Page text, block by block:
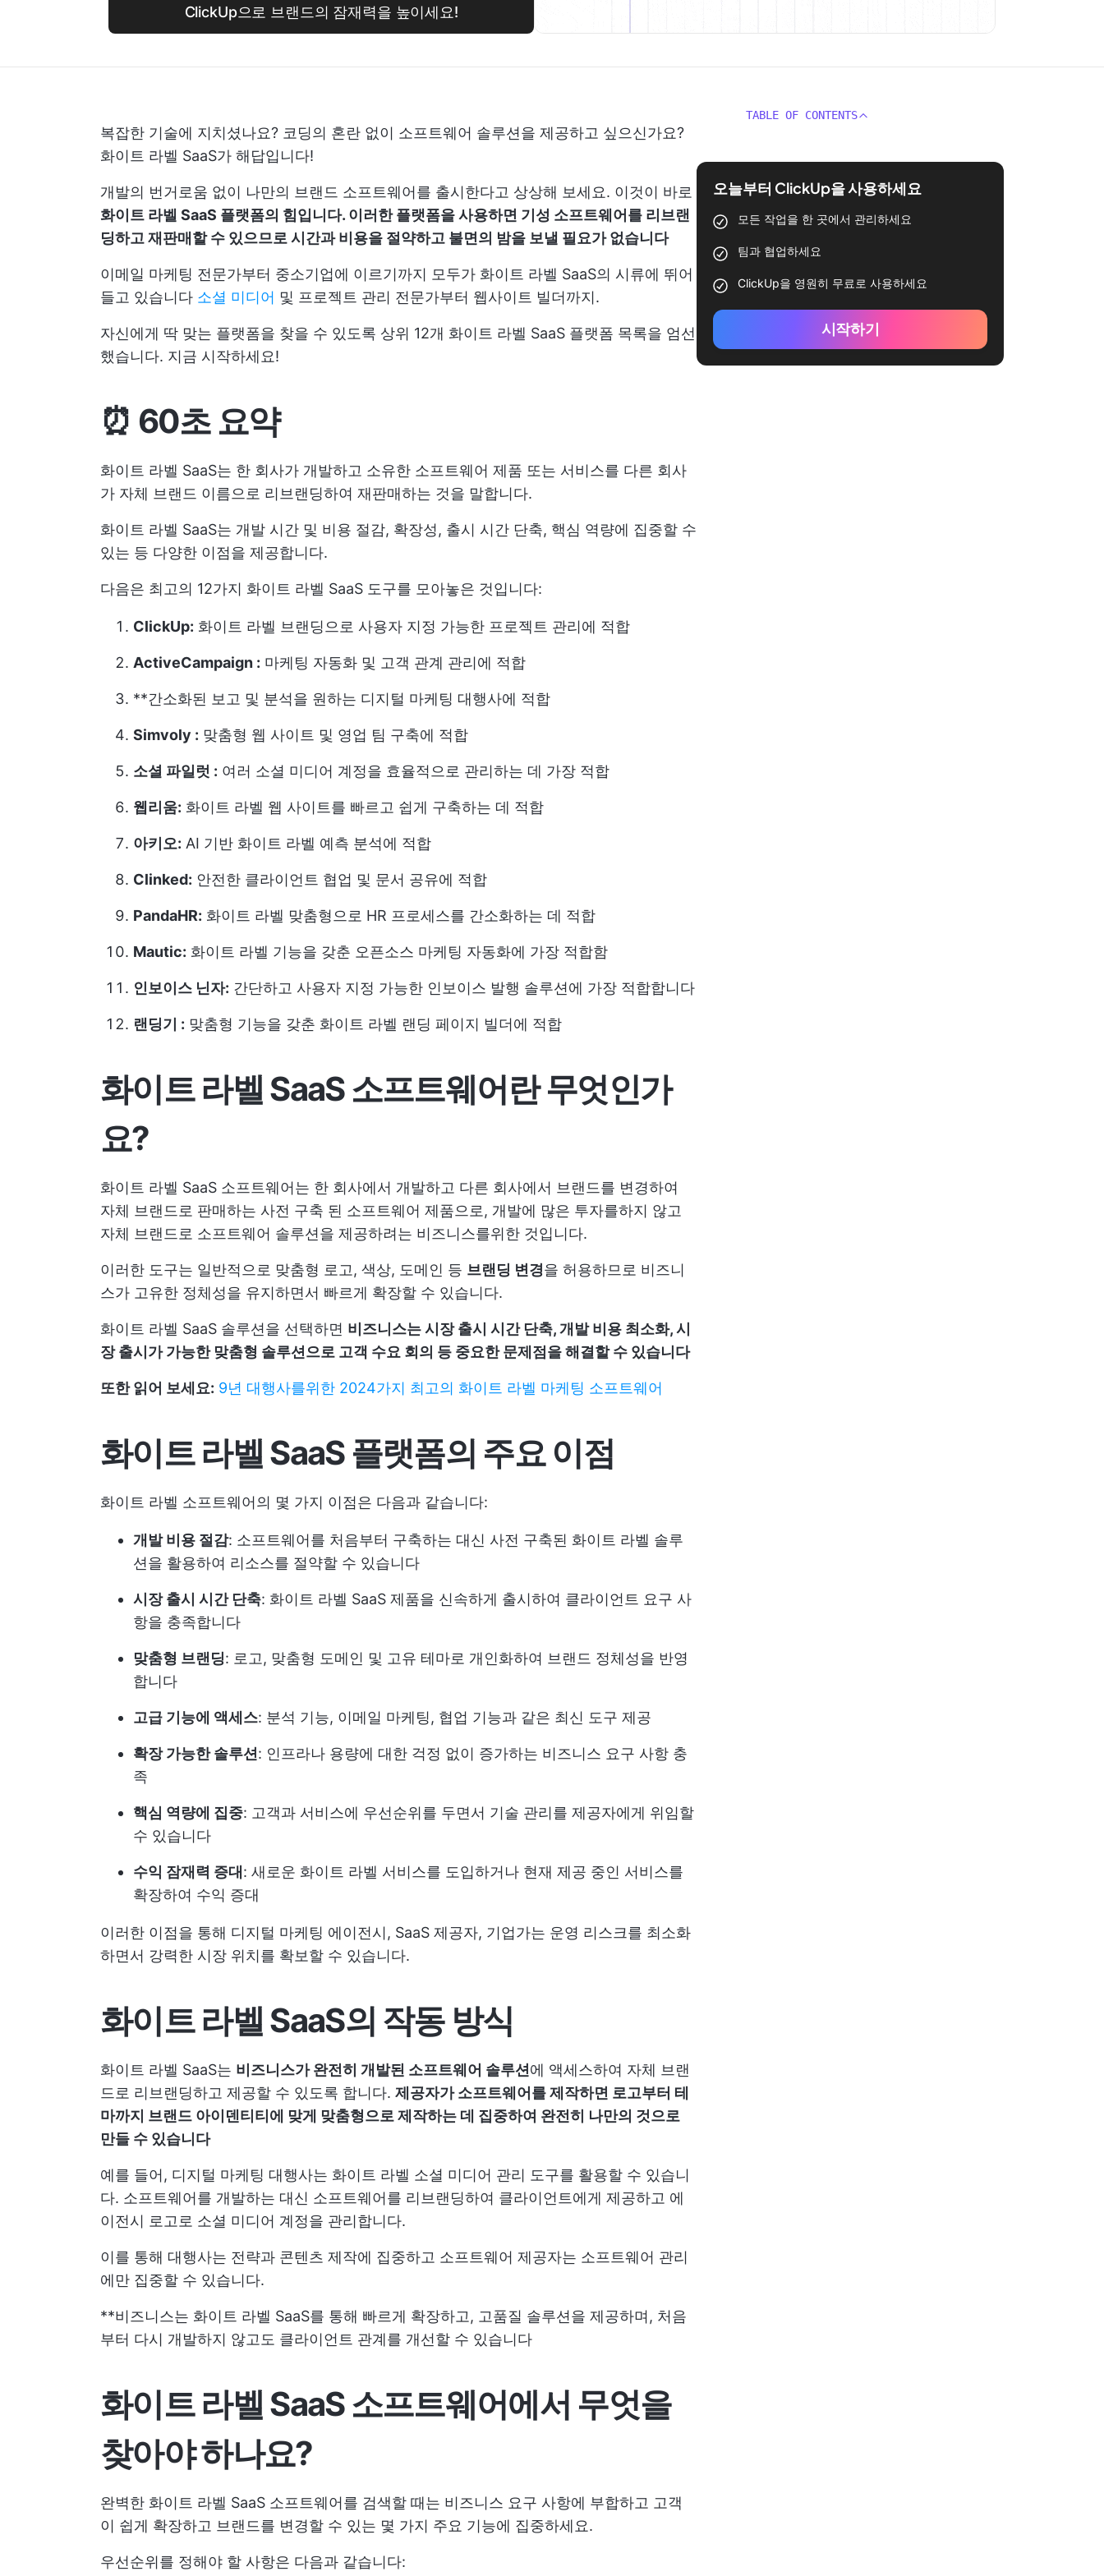
ClickUp으로 브랜드의 잠재력을 높이세요!
복잡한 기술에 지치셨나요? 코딩의 혼란 없이 소프트웨어 솔루션을 제공하고 싶으신가요?
화이트 라벨 SaaS가 해답입니다!
개발의 번거로움 없이 나만의 브랜드 소프트웨어를 출시한다고 상상해 보세요. 이것이 바로
화이트 라벨 SaaS 플랫폼의 힘입니다. 이러한 플랫폼을 사용하면 기성 소프트웨어를 리브랜
딩하고 재판매할 수 있으므로 시간과 비용을 절약하고 불면의 밤을 보낼 필요가 없습니다
이메일 마케팅 전문가부터 중소기업에 이르기까지 모두가 화이트 라벨 SaaS의 시류에 뛰어
들고 있습니다 소셜 미디어 및 프로젝트 관리 전문가부터 웹사이트 빌더까지.
자신에게 딱 맞는 플랫폼을 찾을 수 있도록 상위 12개 화이트 라벨 SaaS 플랫폼 목록을 엄선
했습니다. 지금 시작하세요!
⏰ 60초 요약
화이트 라벨 SaaS는 한 회사가 개발하고 소유한 소프트웨어 제품 또는 서비스를 다른 회사
가 자체 브랜드 이름으로 리브랜딩하여 재판매하는 것을 말합니다.
화이트 라벨 SaaS는 개발 시간 및 비용 절감, 확장성, 출시 시간 단축, 핵심 역량에 집중할 수
있는 등 다양한 이점을 제공합니다.
다음은 최고의 12가지 화이트 라벨 SaaS 도구를 모아놓은 것입니다:
ClickUp: 화이트 라벨 브랜딩으로 사용자 지정 가능한 프로젝트 관리에 적합
ActiveCampaign : 마케팅 자동화 및 고객 관계 관리에 적합
**간소화된 보고 및 분석을 원하는 디지털 마케팅 대행사에 적합
Simvoly : 맞춤형 웹 사이트 및 영업 팀 구축에 적합
소셜 파일럿 : 여러 소셜 미디어 계정을 효율적으로 관리하는 데 가장 적합
웹리움: 화이트 라벨 웹 사이트를 빠르고 쉽게 구축하는 데 적합
아키오: AI 기반 화이트 라벨 예측 분석에 적합
Clinked: 안전한 클라이언트 협업 및 문서 공유에 적합
PandaHR: 화이트 라벨 맞춤형으로 HR 프로세스를 간소화하는 데 적합
Mautic: 화이트 라벨 기능을 갖춘 오픈소스 마케팅 자동화에 가장 적합함
인보이스 닌자: 간단하고 사용자 지정 가능한 인보이스 발행 솔루션에 가장 적합합니다
랜딩기 : 맞춤형 기능을 갖춘 화이트 라벨 랜딩 페이지 빌더에 적합
화이트 라벨 SaaS 소프트웨어란 무엇인가
요?
화이트 라벨 SaaS 소프트웨어는 한 회사에서 개발하고 다른 회사에서 브랜드를 변경하여
자체 브랜드로 판매하는 사전 구축 된 소프트웨어 제품으로, 개발에 많은 투자를하지 않고
자체 브랜드로 소프트웨어 솔루션을 제공하려는 비즈니스를위한 것입니다.
이러한 도구는 일반적으로 맞춤형 로고, 색상, 도메인 등 브랜딩 변경을 허용하므로 비즈니
스가 고유한 정체성을 유지하면서 빠르게 확장할 수 있습니다.
화이트 라벨 SaaS 솔루션을 선택하면 비즈니스는 시장 출시 시간 단축, 개발 비용 최소화, 시
장 출시가 가능한 맞춤형 솔루션으로 고객 수요 회의 등 중요한 문제점을 해결할 수 있습니다
또한 읽어 보세요: 9년 대행사를위한 2024가지 최고의 화이트 라벨 마케팅 소프트웨어
화이트 라벨 SaaS 플랫폼의 주요 이점
화이트 라벨 소프트웨어의 몇 가지 이점은 다음과 같습니다:
개발 비용 절감: 소프트웨어를 처음부터 구축하는 대신 사전 구축된 화이트 라벨 솔루
션을 활용하여 리소스를 절약할 수 있습니다
시장 출시 시간 단축: 화이트 라벨 SaaS 제품을 신속하게 출시하여 클라이언트 요구 사
항을 충족합니다
맞춤형 브랜딩: 로고, 맞춤형 도메인 및 고유 테마로 개인화하여 브랜드 정체성을 반영
합니다
고급 기능에 액세스: 분석 기능, 이메일 마케팅, 협업 기능과 같은 최신 도구 제공
확장 가능한 솔루션 : 인프라나 용량에 대한 걱정 없이 증가하는 비즈니스 요구 사항 충
족
핵심 역량에 집중: 고객과 서비스에 우선순위를 두면서 기술 관리를 제공자에게 위임할
수 있습니다
수익 잠재력 증대 : 새로운 화이트 라벨 서비스를 도입하거나 현재 제공 중인 서비스를
확장하여 수익 증대
이러한 이점을 통해 디지털 마케팅 에이전시, SaaS 제공자, 기업가는 운영 리스크를 최소화
하면서 강력한 시장 위치를 확보할 수 있습니다.
화이트 라벨 SaaS의 작동 방식
화이트 라벨 SaaS는 비즈니스가 완전히 개발된 소프트웨어 솔루션 에 액세스하여 자체 브랜
드로 리브랜딩하고 제공할 수 있도록 합니다. 제공자가 소프트웨어를 제작하면 로고부터 테
마까지 브랜드 아이덴티티에 맞게 맞춤형으로 제작하는 데 집중하여 완전히 나만의 것으로
만들 수 있습니다
예를 들어, 디지털 마케팅 대행사는 화이트 라벨 소셜 미디어 관리 도구를 활용할 수 있습니
다. 소프트웨어를 개발하는 대신 소프트웨어를 리브랜딩하여 클라이언트에게 제공하고 에
이전시 로고로 소셜 미디어 계정을 관리합니다.
이를 통해 대행사는 전략과 콘텐츠 제작에 집중하고 소프트웨어 제공자는 소프트웨어 관리
에만 집중할 수 있습니다.
**비즈니스는 화이트 라벨 SaaS를 통해 빠르게 확장하고, 고품질 솔루션을 제공하며, 처음
부터 다시 개발하지 않고도 클라이언트 관계를 개선할 수 있습니다
화이트 라벨 SaaS 소프트웨어에서 무엇을
찾아야 하나요?
완벽한 화이트 라벨 SaaS 소프트웨어를 검색할 때는 비즈니스 요구 사항에 부합하고 고객
이 쉽게 확장하고 브랜드를 변경할 수 있는 몇 가지 주요 기능에 집중하세요.
우선순위를 정해야 할 사항은 다음과 같습니다:
TABLE OF CONTENTS
오늘부터 ClickUp을 사용하세요
모든 작업을 한 곳에서 관리하세요
팀과 협업하세요
ClickUp을 영원히 무료로 사용하세요
시작하기